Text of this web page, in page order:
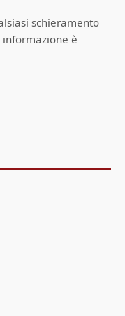
schieramento
informazione è